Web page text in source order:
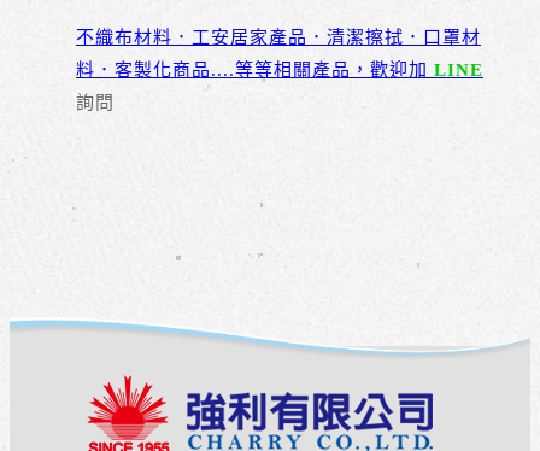
不織布材料．工安居家產品．清潔擦拭．口罩材
料．客製化商品....等等相關產品，歡迎加 LINE
詢問